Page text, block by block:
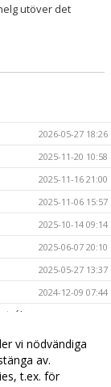
utöver det
2026-05-27 18:26
2025-11-20 10:58
2025-11-16 21:00
2025-11-06 15:57
2025-10-14 09:14
2025-06-07 20:10
2025-05-27 13:37
2024-12-09 07:44
2024-10-14 10:06
2024-05-16 09:38
2024-05-16 09:22
vi nödvändiga
av.
t.ex. för